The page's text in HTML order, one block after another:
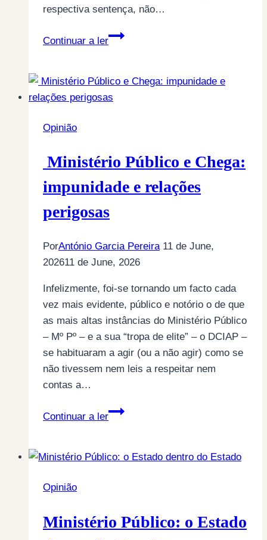
respectiva sentença, não…
Continuar a ler
A
Estado
português:
Pandora!
Opinião
Ministério Público e Chega:
impunidade e relações
perigosas
PorAntónio Garcia Pereira 11 de June,
202611 de June, 2026
Infelizmente, foi-se tornando um facto cada
vez mais evidente, público e notório o de que
as mais altas instâncias do Ministério Público
– Mº Pº – e a sua “tropa de elite” – o DCIAP –
se habituaram a agir (ou a não agir) como se
não tivessem nem leis a respeitar nem
contas a…
Continuar a ler
Ministério
Chega:
perigosas
Opinião
Ministério Público: o Estado